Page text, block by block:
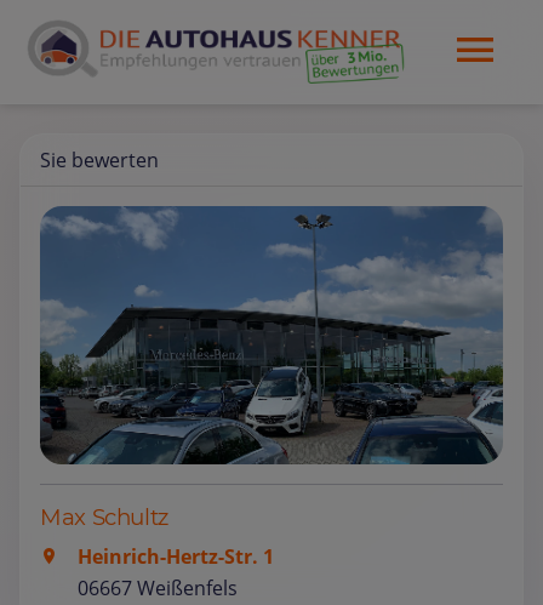
Sie bewerten
Max Schultz
Heinrich-Hertz-Str. 1
06667 Weißenfels